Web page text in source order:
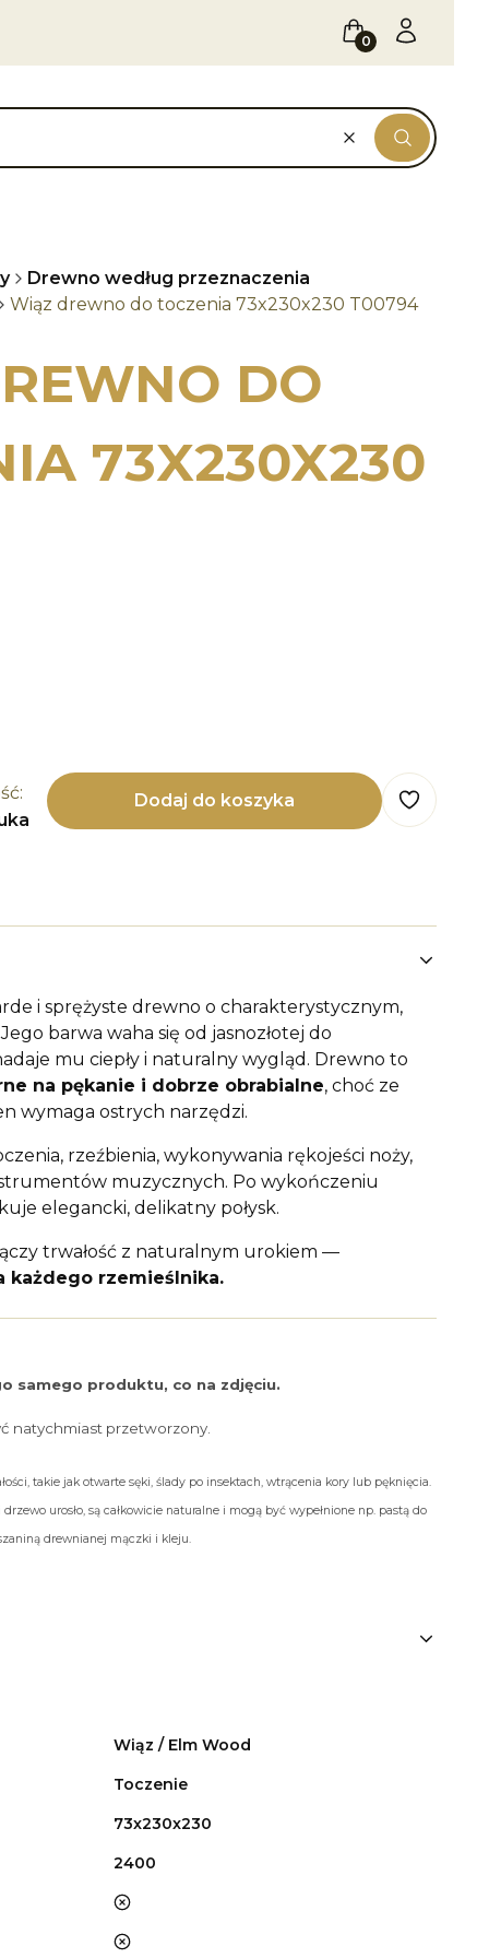
KoszykZaloguj się
WyczyśćSzukaj
Drewno według przeznaczenia
Wiąz drewno do toczenia 73x230x230 T00794
DO
73X230X230
Dodaj do koszyka
i sprężyste drewno o charakterystycznym,
barwa waha się od jasnozłotej do
mu ciepły i naturalny wygląd. Drewno to
na pękanie i dobrze obrabialne, choć ze
wymaga ostrych narzędzi.
rzeźbienia, wykonywania rękojeści noży,
muzycznych. Po wykończeniu
elegancki, delikatny połysk.
trwałość z naturalnym urokiem —
każdego rzemieślnika.
samego produktu, co na zdjęciu.
natychmiast przetworzony.
takie jak otwarte sęki, ślady po insektach, wtrącenia kory lub pęknięcia.
urosło, są całkowicie naturalne i mogą być wypełnione np. pastą do
drewnianej mączki i kleju.
Wiąz / Elm Wood
Toczenie
73x230x230
2400
nie
nie